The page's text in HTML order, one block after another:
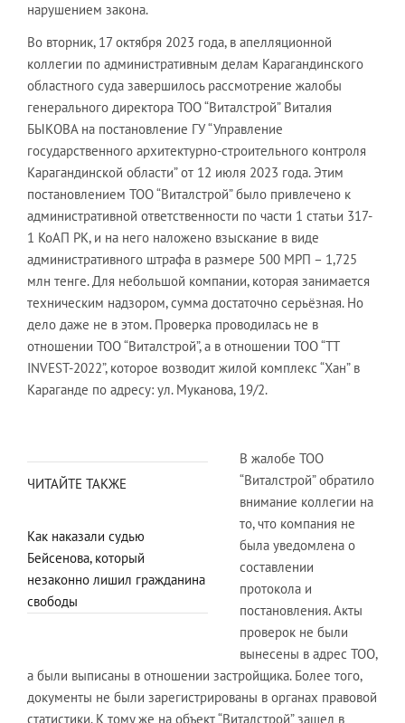
нарушением закона.
Во вторник, 17 октября 2023 года, в апелляционной
коллегии по административным делам Карагандинского
областного суда завершилось рассмотрение жалобы
генерального директора ТОО “Виталстрой” Виталия
БЫКОВА на постановление ГУ “Управление
государственного архитектурно-строительного контроля
Карагандинской области” от 12 июля 2023 года. Этим
постановлением ТОО “Виталстрой” было привлечено к
административной ответственности по части 1 статьи 317-
1 КоАП РК, и на него наложено взыскание в виде
административного штрафа в размере 500 МРП – 1,725
млн тенге. Для небольшой компании, которая занимается
техническим надзором, сумма достаточно серьёзная. Но
дело даже не в этом. Проверка проводилась не в
отношении ТОО “Виталстрой”, а в отношении ТОО “TT
INVEST-2022”, которое возводит жилой комплекс “Хан” в
Караганде по адресу: ул. Муканова, 19/2.
ЧИТАЙТЕ ТАКЖЕ
Как наказали судью
Бейсенова, который
незаконно лишил гражданина
свободы
В жалобе ТОО
“Виталстрой” обратило
внимание коллегии на
то, что компания не
была уведомлена о
составлении
протокола и
постановления. Акты
проверок не были
вынесены в адрес ТОО,
а были выписаны в отношении застройщика. Более того,
документы не были зарегистрированы в органах правовой
статистики. К тому же на объект “Виталстрой” зашел в